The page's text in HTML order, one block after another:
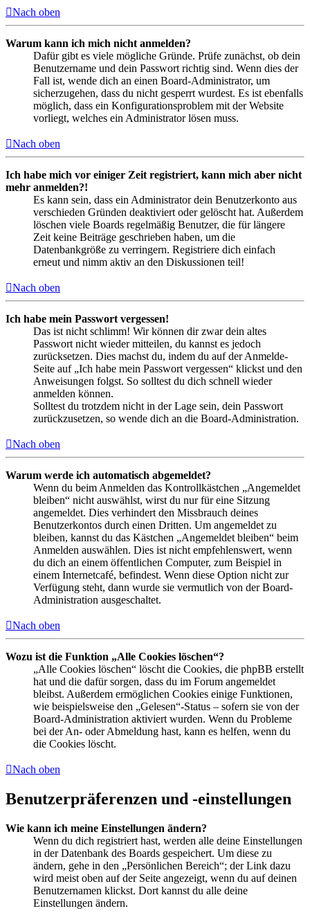
Nach oben
Warum kann ich mich nicht anmelden?
Dafür gibt es viele mögliche Gründe. Prüfe zunächst, ob dein
Benutzername und dein Passwort richtig sind. Wenn dies der
Fall ist, wende dich an einen Board-Administrator, um
sicherzugehen, dass du nicht gesperrt wurdest. Es ist ebenfalls
möglich, dass ein Konfigurationsproblem mit der Website
vorliegt, welches ein Administrator lösen muss.
Nach oben
Ich habe mich vor einiger Zeit registriert, kann mich aber nicht
mehr anmelden?!
Es kann sein, dass ein Administrator dein Benutzerkonto aus
verschieden Gründen deaktiviert oder gelöscht hat. Außerdem
löschen viele Boards regelmäßig Benutzer, die für längere
Zeit keine Beiträge geschrieben haben, um die
Datenbankgröße zu verringern. Registriere dich einfach
erneut und nimm aktiv an den Diskussionen teil!
Nach oben
Ich habe mein Passwort vergessen!
Das ist nicht schlimm! Wir können dir zwar dein altes
Passwort nicht wieder mitteilen, du kannst es jedoch
zurücksetzen. Dies machst du, indem du auf der Anmelde-
Seite auf „Ich habe mein Passwort vergessen“ klickst und den
Anweisungen folgst. So solltest du dich schnell wieder
anmelden können.
Solltest du trotzdem nicht in der Lage sein, dein Passwort
zurückzusetzen, so wende dich an die Board-Administration.
Nach oben
Warum werde ich automatisch abgemeldet?
Wenn du beim Anmelden das Kontrollkästchen „Angemeldet
bleiben“ nicht auswählst, wirst du nur für eine Sitzung
angemeldet. Dies verhindert den Missbrauch deines
Benutzerkontos durch einen Dritten. Um angemeldet zu
bleiben, kannst du das Kästchen „Angemeldet bleiben“ beim
Anmelden auswählen. Dies ist nicht empfehlenswert, wenn
du dich an einem öffentlichen Computer, zum Beispiel in
einem Internetcafé, befindest. Wenn diese Option nicht zur
Verfügung steht, dann wurde sie vermutlich von der Board-
Administration ausgeschaltet.
Nach oben
Wozu ist die Funktion „Alle Cookies löschen“?
„Alle Cookies löschen“ löscht die Cookies, die phpBB erstellt
hat und die dafür sorgen, dass du im Forum angemeldet
bleibst. Außerdem ermöglichen Cookies einige Funktionen,
wie beispielsweise den „Gelesen“-Status – sofern sie von der
Board-Administration aktiviert wurden. Wenn du Probleme
bei der An- oder Abmeldung hast, kann es helfen, wenn du
die Cookies löscht.
Nach oben
Benutzerpräferenzen und -einstellungen
Wie kann ich meine Einstellungen ändern?
Wenn du dich registriert hast, werden alle deine Einstellungen
in der Datenbank des Boards gespeichert. Um diese zu
ändern, gehe in den „Persönlichen Bereich“; der Link dazu
wird meist oben auf der Seite angezeigt, wenn du auf deinen
Benutzernamen klickst. Dort kannst du alle deine
Einstellungen ändern.